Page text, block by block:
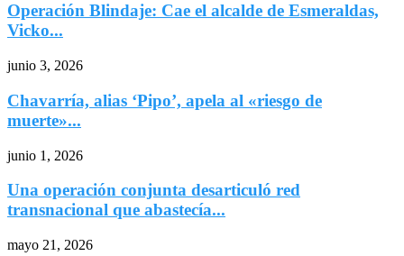
Operación Blindaje: Cae el alcalde de Esmeraldas,
Vicko...
junio 3, 2026
Chavarría, alias ‘Pipo’, apela al «riesgo de
muerte»...
junio 1, 2026
Una operación conjunta desarticuló red
transnacional que abastecía...
mayo 21, 2026